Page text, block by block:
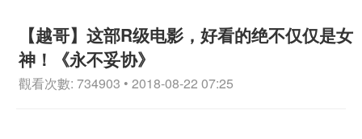
【越哥】这部R级电影，好看的绝不仅仅是女
神！《永不妥协》
觀看次數: 734903 • 2018-08-22 07:25